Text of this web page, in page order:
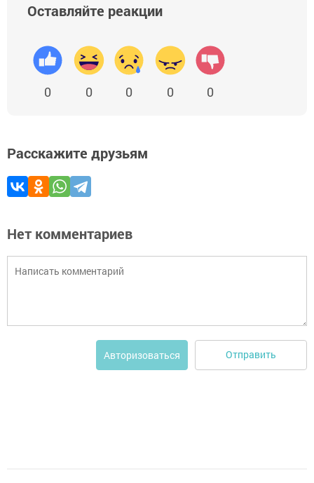
Оставляйте реакции
0 0 0 0 0
Расскажите друзьям
Нет комментариев
Авторизоваться Отправить